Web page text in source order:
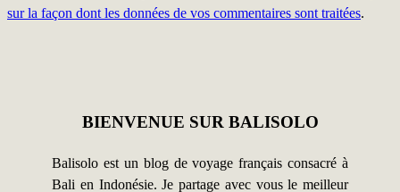
sur la façon dont les données de vos commentaires sont traitées.
BIENVENUE SUR BALISOLO
Balisolo est un blog de voyage français consacré à
Bali en Indonésie. Je partage avec vous le meilleur